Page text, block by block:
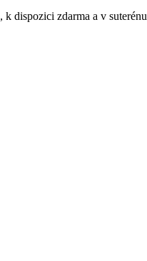
, k dispozici zdarma a v suterénu